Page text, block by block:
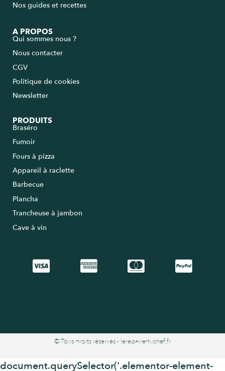
Nos guides et recettes
A PROPOS
Qui sommes nous ?
Nous contacter
CGV
Politique de cookies
Newsletter
PRODUITS
Braséro
Fumoir
Fours à pizza
Appareil à raclette
Barbecue
Plancha
Trancheuse à jambon
Cave à vin
© Tous droits réservés - lerepaireduchef.fr
document.querySelector('.elementor-element-